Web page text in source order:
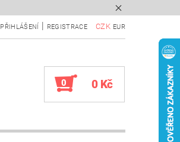
CZK EUR
PŘIHLÁŠENÍ REGISTRACE
0 0 Kč